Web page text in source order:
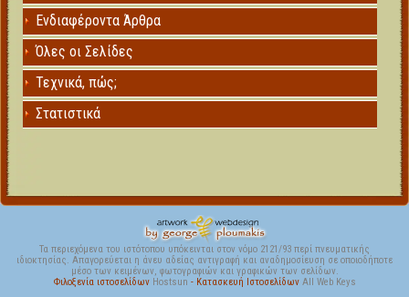
Ενδιαφέροντα Άρθρα
Όλες οι Σελίδες
Τεχνικά, πώς;
Στατιστικά
Τα περιεχόμενα του ιστότοπου υπόκεινται στον νόμο 2121/93 περί πνευματικής
ιδιοκτησίας. Απαγορεύεται η άνευ αδείας αντιγραφή και αναδημοσίευση σε οποιοδήποτε
μέσο των κειμένων, φωτογραφιών και γραφικών των σελίδων.
Φιλοξενία ιστοσελίδων Hostsun - Κατασκευή Ιστοσελίδων All Web Keys